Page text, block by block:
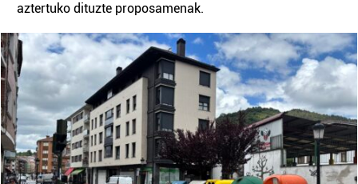
aztertuko dituzte proposamenak.